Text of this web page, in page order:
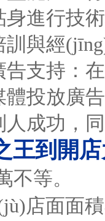
進行技
與經
支持：
投放廣
成功，
王到開
不等。
店面面